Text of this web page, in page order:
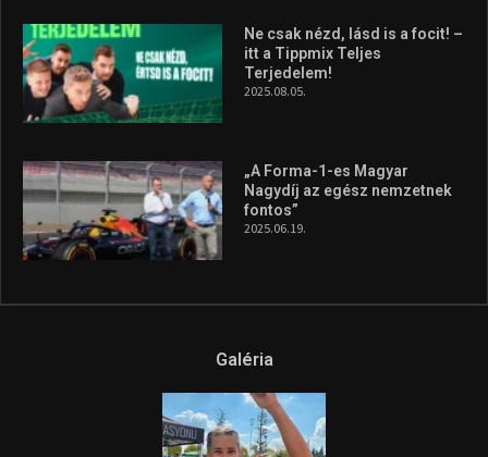
Ne csak nézd, lásd is a focit! –
itt a Tippmix Teljes
Terjedelem!
2025.08.05.
„A Forma-1-es Magyar
Nagydíj az egész nemzetnek
fontos”
2025.06.19.
Galéria